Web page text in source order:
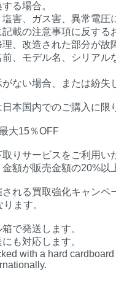
る場合。
塩害、ガス害、異常電圧
記載の注意事項に反す
理、改造された部分が故
前、モデル名、シリア
がない場合、または紛失
日本国内でのご購入に限
大15％OFF
取りサービスをご利用
額が販売金額の20%以
れる買取強化キャン
ます。
で発送します。
も対応します。
with a hard cardboard